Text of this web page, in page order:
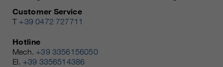
Customer Service
T +39 0472 727711
Hotline
Mech. +39 3356156050
El. +39 3356514386